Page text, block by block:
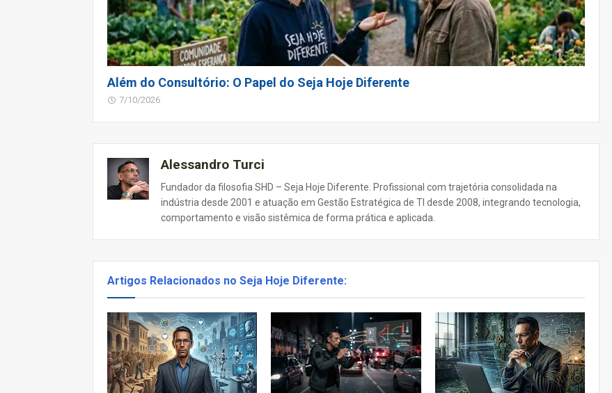
Além do Consultório: O Papel do Seja Hoje Diferente
7/10/2026
Alessandro Turci
Fundador da filosofia SHD – Seja Hoje Diferente. Profissional com trajetória consolidada na
indústria desde 2001 e atuação em Gestão Estratégica de TI desde 2008, integrando tecnologia,
comportamento e visão sistêmica de forma prática e aplicada.
Artigos Relacionados no Seja Hoje Diferente: